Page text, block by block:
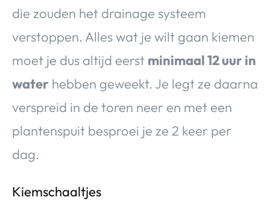
die zouden het drainage systeem
verstoppen. Alles wat je wilt gaan kiemen
moet je dus altijd eerst minimaal 12 uur in
water hebben geweekt. Je legt ze daarna
verspreid in de toren neer en met een
plantenspuit besproei je ze 2 keer per
dag.
Kiemschaaltjes